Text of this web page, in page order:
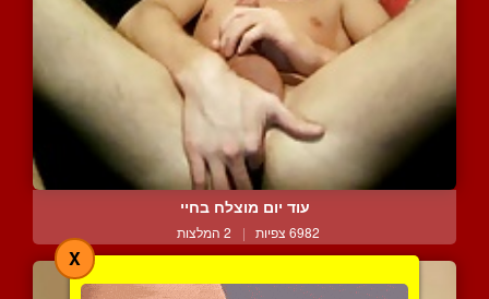
עוד יום מוצלח בחיי
6982 צפיות | 2 המלצות
X